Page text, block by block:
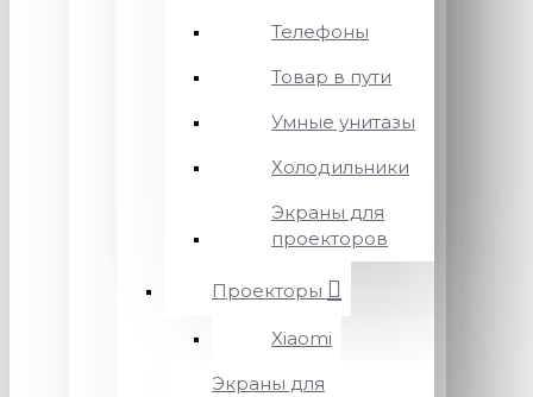
Телефоны
Товар в пути
Умные унитазы
Холодильники
Экраны для
проекторов
Проекторы
Xiaomi
Экраны для